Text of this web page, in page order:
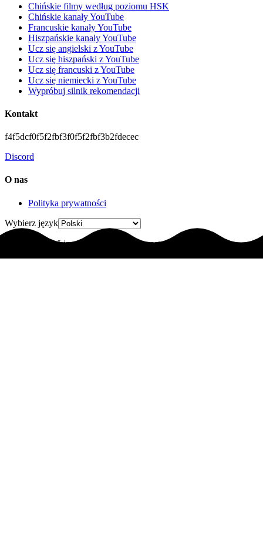
Chińskie filmy według poziomu HSK
Chińskie kanały YouTube
Francuskie kanały YouTube
Hiszpańskie kanały YouTube
Ucz się angielski z YouTube
Ucz się hiszpański z YouTube
Ucz się francuski z YouTube
Ucz się niemiecki z YouTube
Wypróbuj silnik rekomendacji
Kontakt
f4f5dcf0f5f2fbf3f0f5f2fbf3b2fdecec
Discord
O nas
Polityka prywatności
Wybierz język
© 2025 LingoLingo. Wszelkie prawa zastrzeżone.